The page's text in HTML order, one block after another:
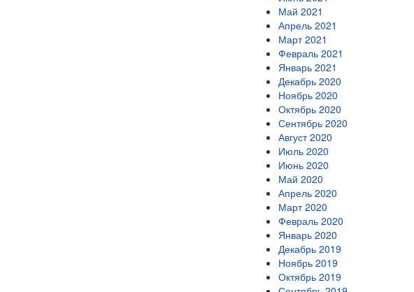
Май 2021
Апрель 2021
Март 2021
Февраль 2021
Январь 2021
Декабрь 2020
Ноябрь 2020
Октябрь 2020
Сентябрь 2020
Август 2020
Июль 2020
Июнь 2020
Май 2020
Апрель 2020
Март 2020
Февраль 2020
Январь 2020
Декабрь 2019
Ноябрь 2019
Октябрь 2019